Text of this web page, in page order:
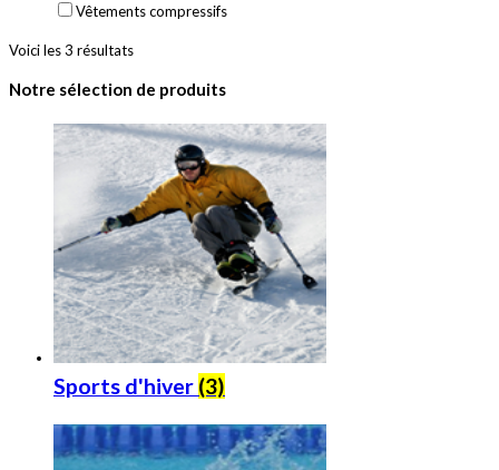
Vêtements compressifs
Voici les 3 résultats
Notre sélection de produits
Sports d'hiver (3)